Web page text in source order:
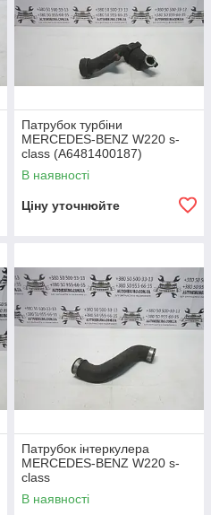
Патрубок турбіни
MERCEDES-BENZ W220 s-
class (A6481400187)
В наявності
Ціну уточнюйте
Патрубок інтеркулера
MERCEDES-BENZ W220 s-
class
В наявності